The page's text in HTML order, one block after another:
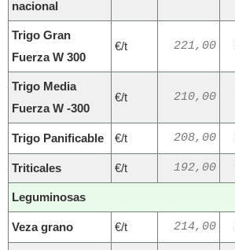
nacional
Trigo Gran
Fuerza W 300
€/t 221,00
Trigo Media
Fuerza W -300
€/t 210,00
Trigo Panificable €/t 208,00
Triticales €/t 192,00
Leguminosas
Veza grano €/t 214,00